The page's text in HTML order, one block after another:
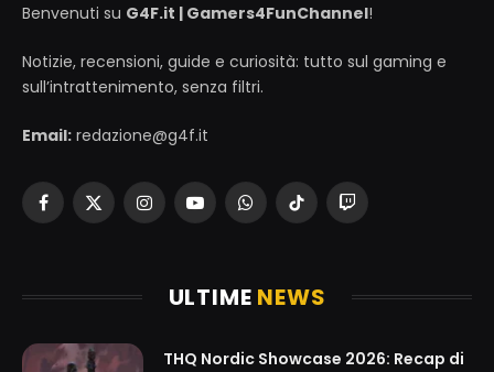
Benvenuti su G4F.it | Gamers4FunChannel!
Notizie, recensioni, guide e curiosità: tutto sul gaming e
sull’intrattenimento, senza filtri.
Email: redazione@g4f.it
Facebook
X
InstagramYouTubeWhatsAppTikTokTwitch
ULTIME NEWS
THQ Nordic Showcase 2026: Recap di